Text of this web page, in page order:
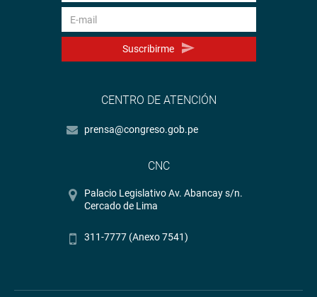
Suscribirme
CENTRO DE ATENCIÓN
prensa@congreso.gob.pe
CNC
Palacio Legislativo Av. Abancay s/n.
Cercado de Lima
311-7777 (Anexo 7541)